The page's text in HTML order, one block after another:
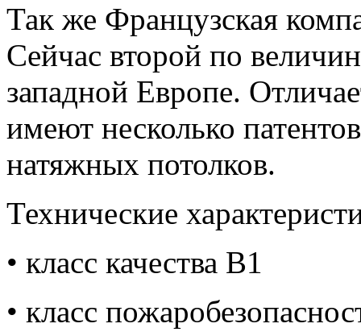
Так же Французская
Сейчас второй по
западной Европе.
имеют несколько
натяжных потолков.
Технические
• класс качества В1
• класс